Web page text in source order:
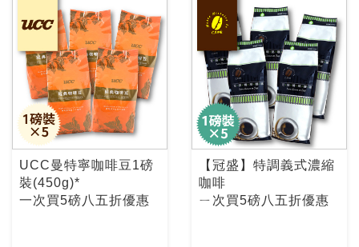
UCC曼特寧咖啡豆1磅
裝(450g)*
一次買5磅八五折優惠
【冠盛】特調義式濃縮
咖啡
ㄧ次買5磅八五折優惠